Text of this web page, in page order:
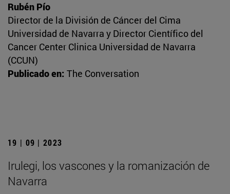
Rubén Pío
Director de la División de Cáncer del Cima
Universidad de Navarra y Director Científico del
Cancer Center Clinica Universidad de Navarra
(CCUN)
Publicado en: The Conversation
19 | 09 | 2023
Irulegi, los vascones y la romanización de
Navarra